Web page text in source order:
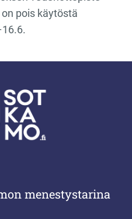
pois käytöstä
menestystarina